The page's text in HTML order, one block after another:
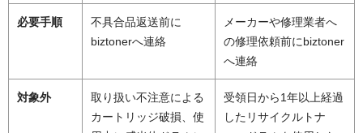
必要手順
不具合品返送前に
biztonerへ連絡
メーカーや修理業者へ
の修理依頼前にbiztoner
へ連絡
対象外
取り扱い不注意による
カートリッジ破損、使
受領日から1年以上経過
したリサイクルトナ